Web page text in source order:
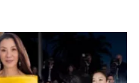
lain tidak bukan ialah bagi
selamat, tenang dan